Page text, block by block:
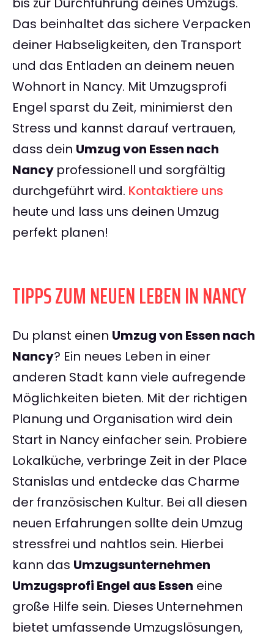
Das beinhaltet das sichere Verpacken
deiner Habseligkeiten, den Transport
und das Entladen an deinem neuen
Wohnort in Nancy. Mit Umzugsprofi
Engel sparst du Zeit, minimierst den
Stress und kannst darauf vertrauen,
dass dein Umzug von Essen nach
Nancy professionell und sorgfältig
durchgeführt wird. Kontaktiere uns
heute und lass uns deinen Umzug
perfekt planen!
TIPPS ZUM NEUEN LEBEN IN NANCY
Du planst einen Umzug von Essen nach
Nancy? Ein neues Leben in einer
anderen Stadt kann viele aufregende
Möglichkeiten bieten. Mit der richtigen
Planung und Organisation wird dein
Start in Nancy einfacher sein. Probiere
Lokalküche, verbringe Zeit in der Place
Stanislas und entdecke das Charme
der französischen Kultur. Bei all diesen
neuen Erfahrungen sollte dein Umzug
stressfrei und nahtlos sein. Hierbei
kann das Umzugsunternehmen
Umzugsprofi Engel aus Essen eine
große Hilfe sein. Dieses Unternehmen
bietet umfassende Umzugslösungen,